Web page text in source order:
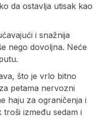
da ostavlja utisak kao
i snažnija
nego dovoljna. Neće
što je vrlo bitno
petama nervozni
haju za ograničenja i
između sedam i